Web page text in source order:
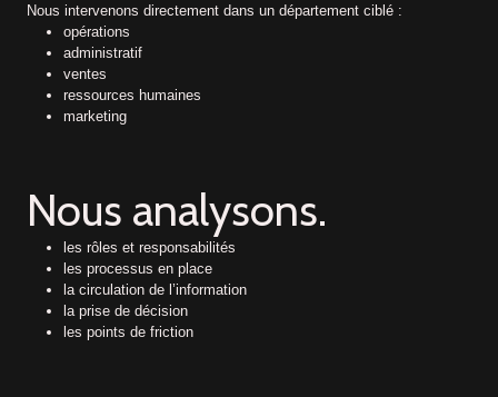
Nous intervenons directement dans un département ciblé :
opérations
administratif
ventes
ressources humaines
marketing
Nous analysons.
les rôles et responsabilités
les processus en place
la circulation de l’information
la prise de décision
les points de friction